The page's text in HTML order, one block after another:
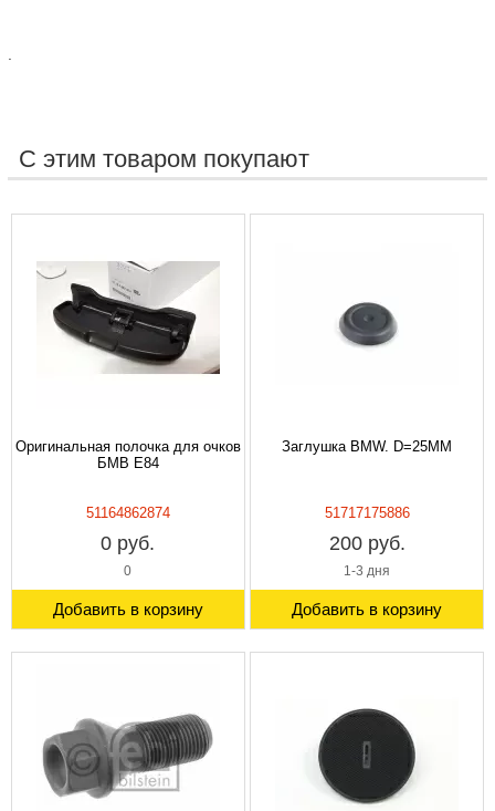
С этим товаром покупают
Оригинальная полочка для очков
БМВ E84
51164862874
0 руб.
0
Добавить в корзину
Заглушка BMW. D=25MM
51717175886
200 руб.
1-3 дня
Добавить в корзину